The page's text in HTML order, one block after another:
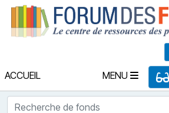
ACCUEIL MENU
Recherche de fonds